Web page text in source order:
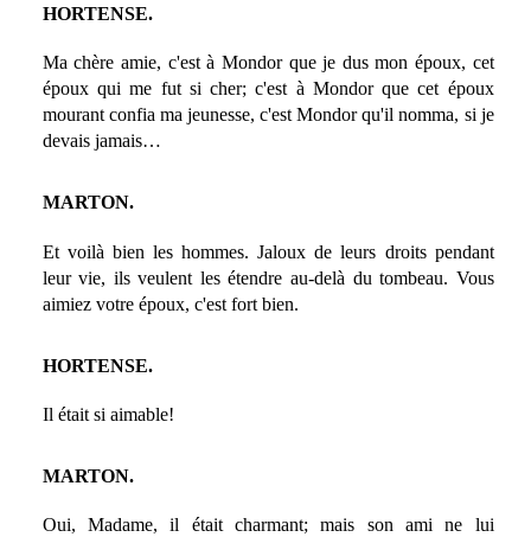
HORTENSE.
Ma chère amie, c'est à Mondor que je dus mon époux, cet
époux qui me fut si cher; c'est à Mondor que cet époux
mourant confia ma jeunesse, c'est Mondor qu'il nomma, si je
devais jamais…
MARTON.
Et voilà bien les hommes. Jaloux de leurs droits pendant
leur vie, ils veulent les étendre au-delà du tombeau. Vous
aimiez votre époux, c'est fort bien.
HORTENSE.
Il était si aimable!
MARTON.
Oui, Madame, il était charmant; mais son ami ne lui